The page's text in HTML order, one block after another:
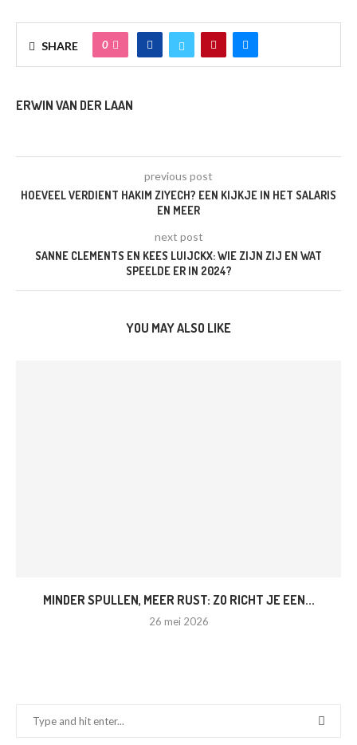
SHARE 0
ERWIN VAN DER LAAN
previous post
HOEVEEL VERDIENT HAKIM ZIYECH? EEN KIJKJE IN HET SALARIS
EN MEER
next post
SANNE CLEMENTS EN KEES LUIJCKX: WIE ZIJN ZIJ EN WAT
SPEELDE ER IN 2024?
YOU MAY ALSO LIKE
MINDER SPULLEN, MEER RUST: ZO RICHT JE EEN...
26 mei 2026